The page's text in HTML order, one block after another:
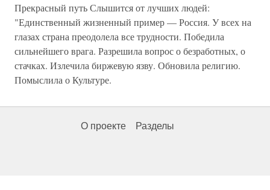
Прекрасный путь Слышится от лучших людей:
"Единственный жизненный пример — Россия. У всех на
глазах страна преодолела все трудности. Победила
сильнейшего врага. Разрешила вопрос о безработных, о
стачках. Излечила биржевую язву. Обновила религию.
Помыслила о Культуре.
О проекте Разделы